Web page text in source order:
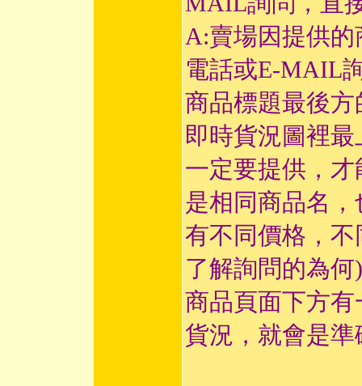
A:賣場因提供
電話或E-MAIL
商品標題最後
即時貨況圖裡
一定要提供，
是相同商品名
有不同價格，
了解詢問的為
商品頁面下方
貨況，就會是